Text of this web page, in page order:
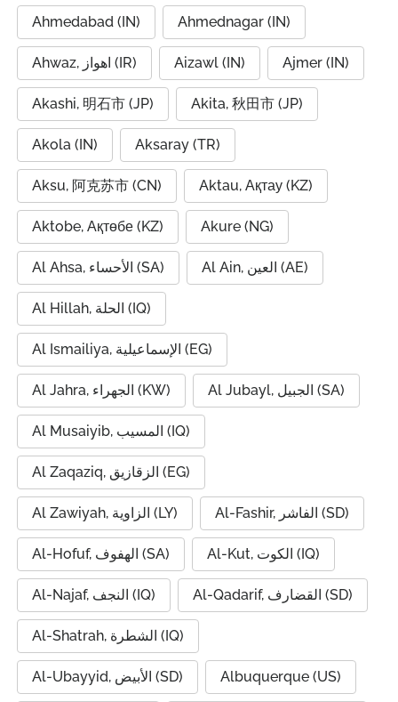
Ahmedabad (IN) Ahmednagar (IN)
Ahwaz, اهواز (IR) Aizawl (IN) Ajmer (IN)
Akashi, 明石市 (JP) Akita, 秋田市 (JP)
Akola (IN) Aksaray (TR)
Aksu, 阿克苏市 (CN) Aktau, Ақтау (KZ)
Aktobe, Ақтөбе (KZ) Akure (NG)
Al Ahsa, الأحساء (SA) Al Ain, العين (AE)
Al Hillah, الحلة (IQ)
Al Ismailiya, الإسماعيلية (EG)
Al Jahra, الجهراء (KW) Al Jubayl, الجبيل (SA)
Al Musaiyib, المسيب (IQ)
Al Zaqaziq, الزقازيق (EG)
Al Zawiyah, الزاوية (LY) Al-Fashir, الفاشر (SD)
Al-Hofuf, الهفوف (SA) Al-Kut, الكوت (IQ)
Al-Najaf, النجف (IQ) Al-Qadarif, القضارف (SD)
Al-Shatrah, الشطرة (IQ)
Al-Ubayyid, الأبيض (SD) Albuquerque (US)